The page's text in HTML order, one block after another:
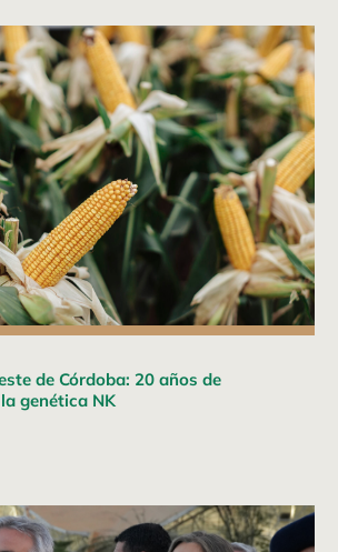
de Córdoba: 20 años de
genética NK